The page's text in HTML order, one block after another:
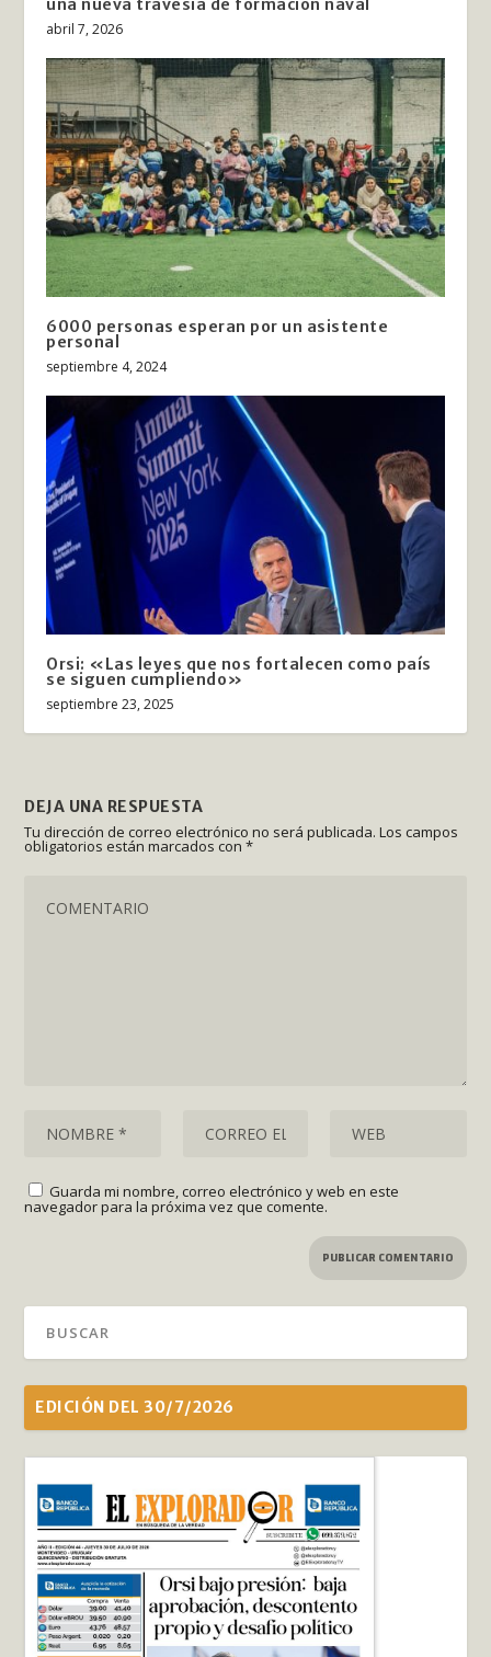
una nueva travesía de formación naval
abril 7, 2026
6000 personas esperan por un asistente
personal
septiembre 4, 2024
Orsi: «Las leyes que nos fortalecen como país
se siguen cumpliendo»
septiembre 23, 2025
DEJA UNA RESPUESTA
Tu dirección de correo electrónico no será publicada. Los campos
obligatorios están marcados con*
Guarda mi nombre, correo electrónico y web en este
navegador para la próxima vez que comente.
EDICIÓN DEL 30/7/2026